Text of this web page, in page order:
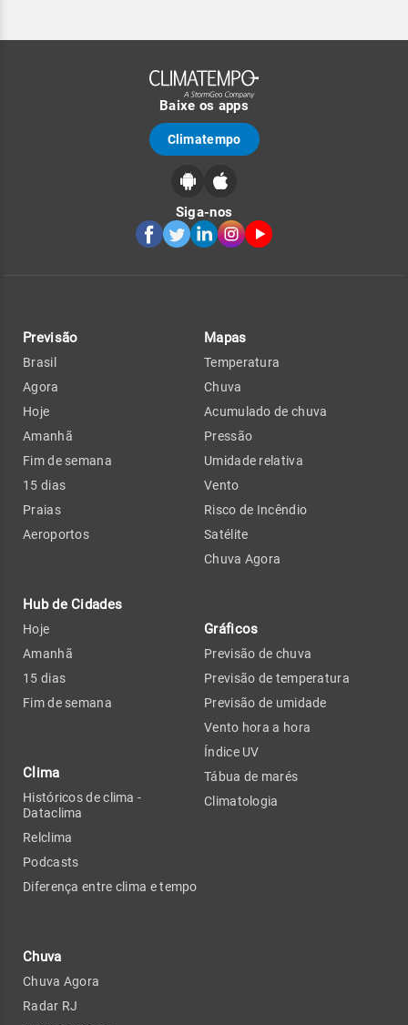
Baixe os apps
Climatempo
Siga-nos
Previsão
Brasil
Agora
Hoje
Amanhã
Fim de semana
15 dias
Praias
Aeroportos
Hub de Cidades
Hoje
Amanhã
15 dias
Fim de semana
Clima
Históricos de clima -
Dataclima
Relclima
Podcasts
Diferença entre clima e tempo
Chuva
Chuva Agora
Radar RJ
Mapas
Temperatura
Chuva
Acumulado de chuva
Pressão
Umidade relativa
Vento
Risco de Incêndio
Satélite
Chuva Agora
Gráficos
Previsão de chuva
Previsão de temperatura
Previsão de umidade
Vento hora a hora
Índice UV
Tábua de marés
Climatologia